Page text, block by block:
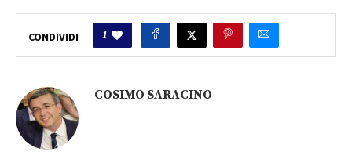
CONDIVIDI 1
COSIMO SARACINO